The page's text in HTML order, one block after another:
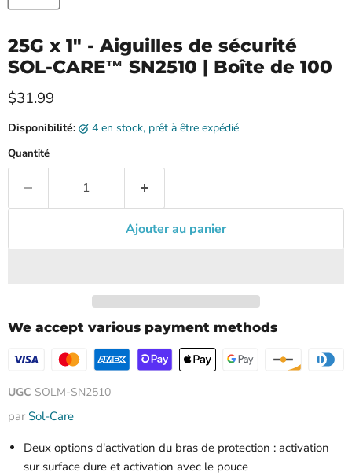
25G x 1" - Aiguilles de sécurité
SOL-CARE™ SN2510 | Boîte de 100
Prix ​​actuel
$31.99
Disponibilité: 4 en stock, prêt à être expédié
Quantité
Ajouter au panier
We accept various payment methods
UGC SOLM-SN2510
par Sol-Care
Deux options d'activation du bras de protection : activation
sur surface dure et activation avec le pouce